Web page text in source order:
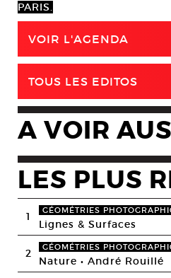
PARIS.
VOIR L'AGENDA
TOUS LES EDITOS
A VOIR
LES PLUS
1 GÉOMÉTRIES
Lignes & Surfaces
2 GÉOMÉTRIES
Nature • André Rouillé